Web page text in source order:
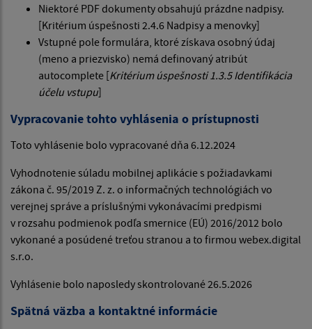
Niektoré PDF dokumenty obsahujú prázdne nadpisy.
[Kritérium úspešnosti 2.4.6 Nadpisy a menovky]
Vstupné pole formulára, ktoré získava osobný údaj
(meno a priezvisko) nemá definovaný atribút
autocomplete [Kritérium úspešnosti 1.3.5 Identifikácia
účelu vstupu]
Vypracovanie tohto vyhlásenia o prístupnosti
Toto vyhlásenie bolo vypracované dňa 6.12.2024
Vyhodnotenie súladu mobilnej aplikácie s požiadavkami
zákona č. 95/2019 Z. z. o informačných technológiách vo
verejnej správe a príslušnými vykonávacími predpismi
v rozsahu podmienok podľa smernice (EÚ) 2016/2012 bolo
vykonané a posúdené treťou stranou a to firmou webex.digital
s.r.o.
Vyhlásenie bolo naposledy skontrolované 26.5.2026
Spätná väzba a kontaktné informácie